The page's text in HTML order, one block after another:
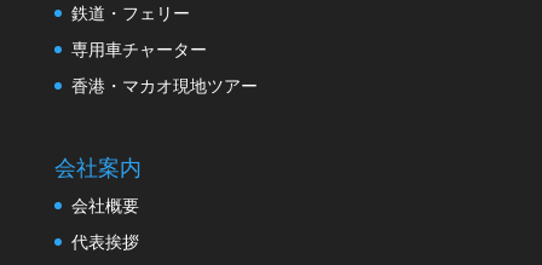
鉄道・フェリー
専用車チャーター
香港・マカオ現地ツアー
会社案内
会社概要
代表挨拶